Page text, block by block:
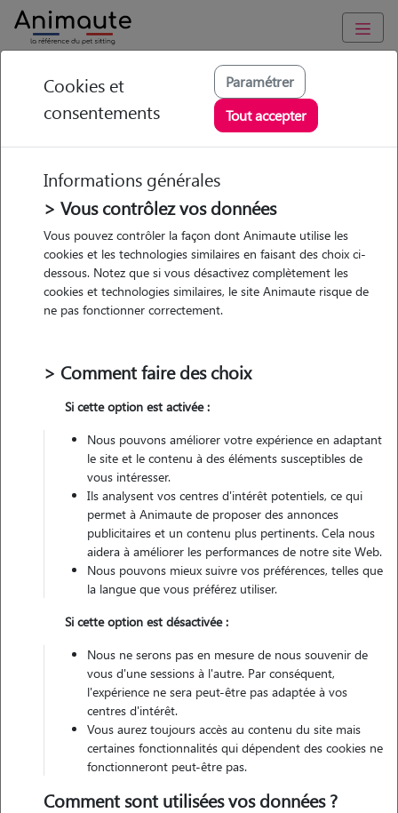
Animaute Ile-de-France Paris 10e Arrondissement
Noémie - Petsitter à
PARIS 10
• 27 ans
Garde
chez le Pet Sitter
Véhiculé
Contacter
L'envoi d'une demande est sans engagement
Cookies et
consentements
Paramétrer
Tout accepter
Informations générales
> Vous contrôlez vos données
Vous pouvez contrôler la façon dont Animaute utilise les
cookies et les technologies similaires en faisant des choix ci-
dessous. Notez que si vous désactivez complètement les
cookies et technologies similaires, le site Animaute risque de
ne pas fonctionner correctement.
> Comment faire des choix
Si cette option est activée :
Nous pouvons améliorer votre expérience en adaptant
le site et le contenu à des éléments susceptibles de
vous intéresser.
Ils analysent vos centres d'intérêt potentiels, ce qui
permet à Animaute de proposer des annonces
publicitaires et un contenu plus pertinents. Cela nous
aidera à améliorer les performances de notre site Web.
Nous pouvons mieux suivre vos préférences, telles que
la langue que vous préférez utiliser.
Si cette option est désactivée :
Nous ne serons pas en mesure de nous souvenir de
vous d'une sessions à l'autre. Par conséquent,
l'expérience ne sera peut-être pas adaptée à vos
centres d'intérêt.
Vous aurez toujours accès au contenu du site mais
certaines fonctionnalités qui dépendent des cookies ne
fonctionneront peut-être pas.
Comment sont utilisées vos données ?